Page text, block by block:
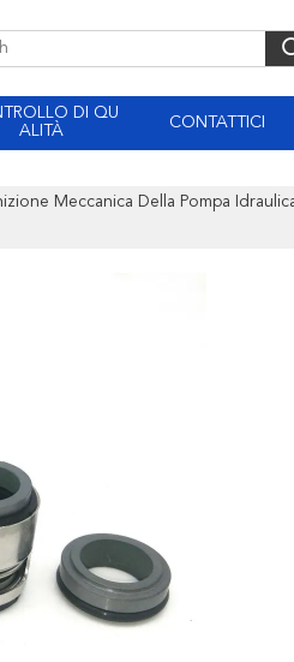
DI QU
ALITÀ
CONTATTICI
Meccanica Della Pompa